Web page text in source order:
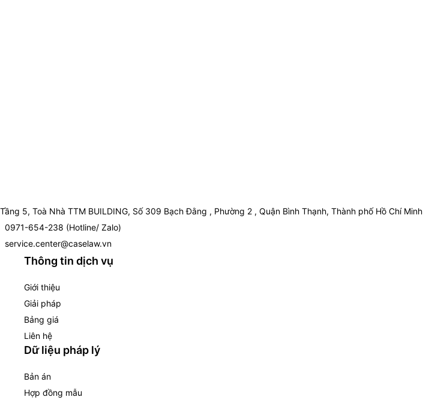
Tầng 5, Toà Nhà TTM BUILDING, Số 309 Bạch Đằng , Phường 2 , Quận Bình Thạnh, Thành phố Hồ Chí Minh
0971-654-238 (Hotline/ Zalo)
service.center@caselaw.vn
Thông tin dịch vụ
Giới thiệu
Giải pháp
Bảng giá
Liên hệ
Dữ liệu pháp lý
Bản án
Hợp đồng mẫu